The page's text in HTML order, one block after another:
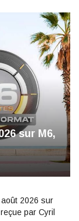
sur M6,
2026 sur
par Cyril